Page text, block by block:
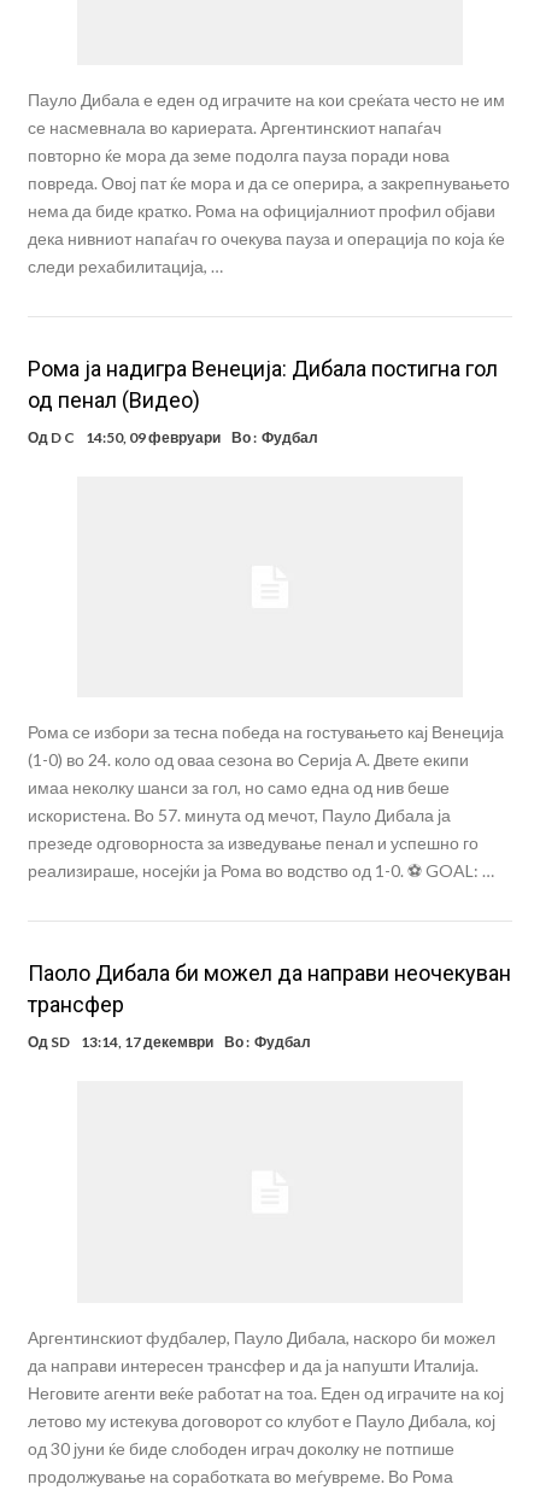
Пауло Дибала е еден од играчите на кои среќата често не им
се насмевнала во кариерата. Аргентинскиот напаѓач
повторно ќе мора да земе подолга пауза поради нова
повреда. Овој пат ќе мора и да се оперира, а закрепнувањето
нема да биде кратко. Рома на официјалниот профил објави
дека нивниот напаѓач го очекува пауза и операција по која ќе
следи рехабилитација, …
Рома ја надигра Венеција: Дибала постигна гол
од пенал (Видео)
Од D C 14:50, 09 февруари Во : Фудбал
Рома се избори за тесна победа на гостувањето кај Венеција
(1-0) во 24. коло од оваа сезона во Серија А. Двете екипи
имаа неколку шанси за гол, но само една од нив беше
искористена. Во 57. минута од мечот, Пауло Дибала ја
презеде одговорноста за изведување пенал и успешно го
реализираше, носејќи ја Рома во водство од 1-0. ⚽️ GOAL: …
Паоло Дибала би можел да направи неочекуван
трансфер
Од SD 13:14, 17 декември Во : Фудбал
Аргентинскиот фудбалер, Пауло Дибала, наскоро би можел
да направи интересен трансфер и да ја напушти Италија.
Неговите агенти веќе работат на тоа. Еден од играчите на кој
летово му истекува договорот со клубот е Пауло Дибала, кој
од 30 јуни ќе биде слободен играч доколку не потпише
продолжување на соработката во меѓувреме. Во Рома